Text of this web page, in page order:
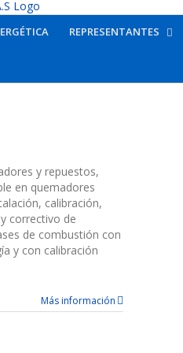
REPRESENTANTES
y repuestos,
en quemadores
calibración,
correctivo de
de combustión con
y con calibración
Más información